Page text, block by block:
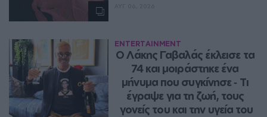
ENTERTAINMENT
Ο Λάκης Γαβαλάς έκλεισε τα
74 και μοιράστηκε ένα
μήνυμα που συγκίνησε ‑ Τι
έγραψε για τη ζωή, τους
γονείς του και την υγεία του